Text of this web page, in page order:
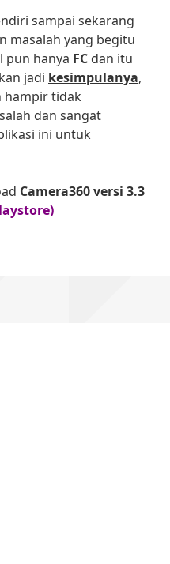
sampai sekarang
masalah yang begitu
pun hanya FC dan itu
jadi kesimpulanya,
hampir tidak
dan sangat
ini untuk
Camera360 versi 3.3